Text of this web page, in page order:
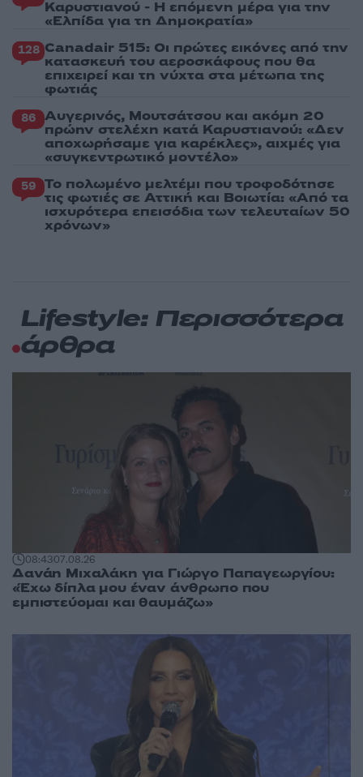
Καρυστιανού - Η επόμενη μέρα για την
«Ελπίδα για τη Δημοκρατία»
128 Canadair 515: Οι πρώτες εικόνες από την
κατασκευή του αεροσκάφους που θα
επιχειρεί και τη νύχτα στα μέτωπα της
φωτιάς
86 Αυγερινός, Μουτσάτσου και ακόμη 20
πρώην στελέχη κατά Καρυστιανού: «Δεν
αποχωρήσαμε για καρέκλες», αιχμές για
«συγκεντρωτικό μοντέλο»
59 Το πολωμένο μελτέμι που τροφοδότησε
τις φωτιές σε Αττική και Βοιωτία: «Από τα
ισχυρότερα επεισόδια των τελευταίων 50
χρόνων»
Lifestyle: Περισσότερα
άρθρα
08:4307.08.26
Δανάη Μιχαλάκη για Γιώργο Παπαγεωργίου:
«Έχω δίπλα μου έναν άνθρωπο που
εμπιστεύομαι και θαυμάζω»